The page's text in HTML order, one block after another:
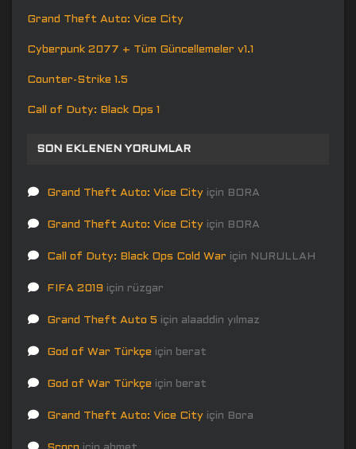
Grand Theft Auto: Vice City
Cyberpunk 2077 + Tüm Güncellemeler v1.1
Counter-Strike 1.5
Call of Duty: Black Ops 1
SON EKLENEN YORUMLAR
Grand Theft Auto: Vice City için BORA
Grand Theft Auto: Vice City için BORA
Call of Duty: Black Ops Cold War için NURULLAH
FIFA 2019 için rüzgar
Grand Theft Auto 5 için alaaddin yılmaz
God of War Türkçe için berat
God of War Türkçe için berat
Grand Theft Auto: Vice City için Bora